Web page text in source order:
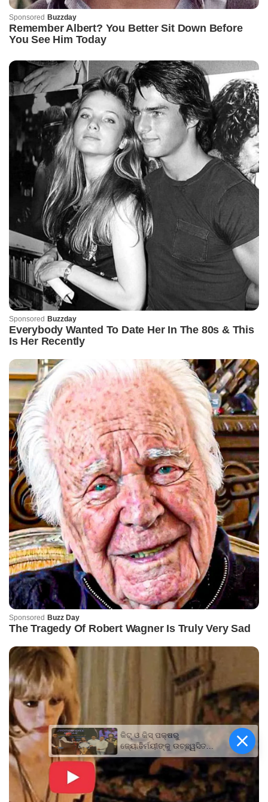
କିଟ୍‍ ଓ କିସ୍‍ ପକ୍ଷରୁ
ଜ୍ୟୋତିର୍ମୟୀଙ୍କୁ ଉଚ୍ଛ୍ୱସିତ
ସମ୍ବର୍ଦ୍ଧନା; ୫ଲକ୍ଷ ଟଙ୍କାର
ପ୍ରୋତ୍ସାହନ ରାଶି ପ୍ରଦାନ